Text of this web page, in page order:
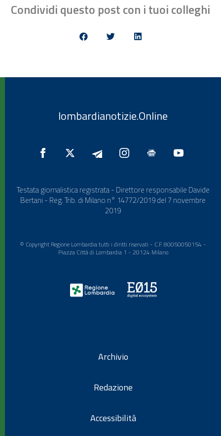
Condividi questo post con i tuoi colleghi
lombardianotizie.Online
Testata giornalistica registrata - Direttore responsabile Davide
Bertani - Reg. Trib. di Milano n° 14772/2019 del 7 novembre
2019
© Copyright Regione Lombardia tutti i diritti riservati - C.F. 80050050154 -
Piazza Città di Lombardia 1 - 20124 Milano
Archivio
Redazione
Accessibilità